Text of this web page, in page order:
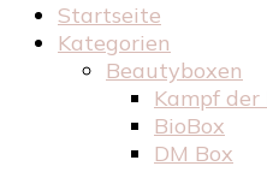
Startseite
Kategorien
Beautyboxen
Kampf
BioBox
DM Box